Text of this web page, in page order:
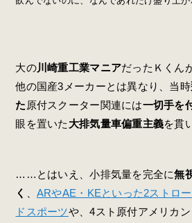
大の川崎重工業マニアだったＫくん
他の国産3メーカーとは異なり、当時
た原付スクーター関連には一切手を
眼を置いた 大排気量車偏重主義を貫
……とはいえ、小排気量を完全に無
く
ARやAE・KEといった2ストロ
ドスポーツや、4スト原付アメリカ